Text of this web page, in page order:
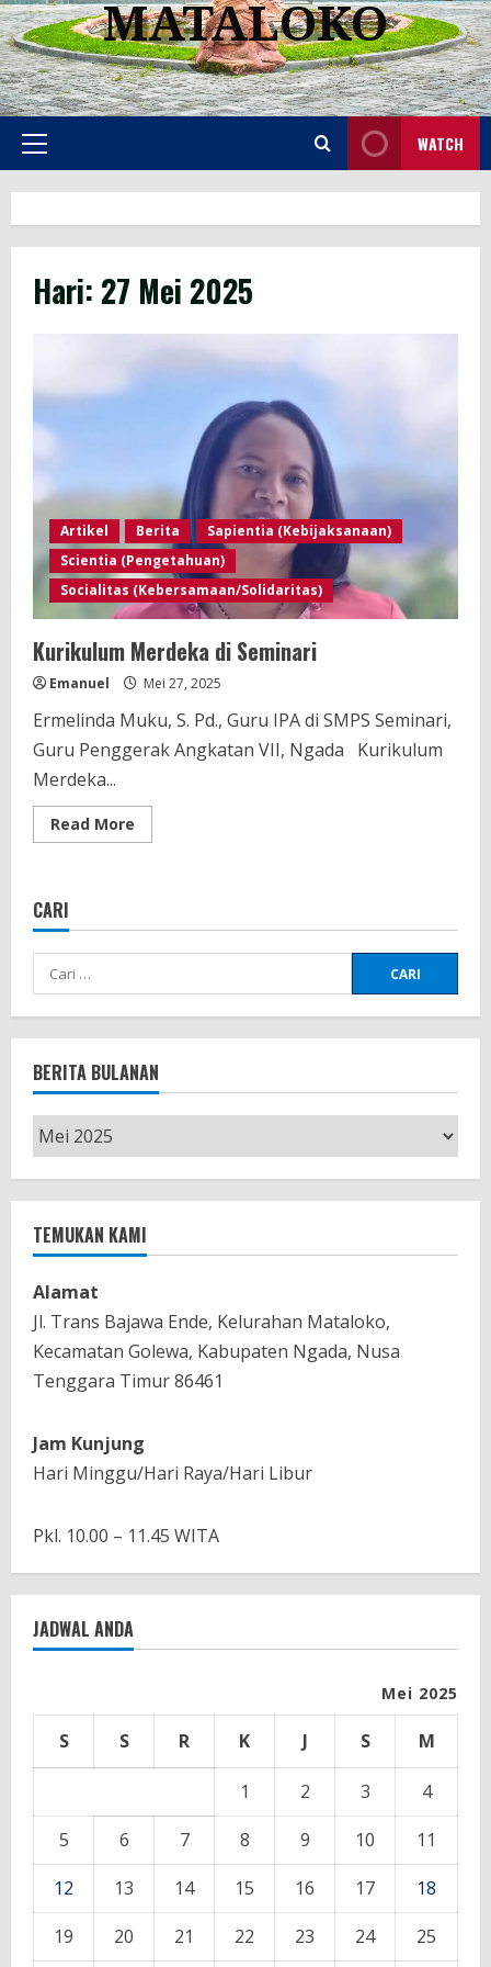
MATALOKO
Primary
WATCH
Hari: 27 Mei 2025
Artikel Berita
Sapientia (Kebijaksanaan)
Scientia (Pengetahuan)
Socialitas (Kebersamaan/Solidaritas)
Kurikulum Merdeka di Seminari
Emanuel Mei 27, 2025
Ermelinda Muku, S. Pd., Guru IPA di SMPS Seminari,
Guru Penggerak Angkatan VII, Ngada Kurikulum
Merdeka...
Read More
more
CARI
Cari
untuk:
BERITA BULANAN
Berita
Bulanan
TEMUKAN KAMI
Alamat
Jl. Trans Bajawa Ende, Kelurahan Mataloko,
Kecamatan Golewa, Kabupaten Ngada, Nusa
Tenggara Timur 86461
Jam Kunjung
Hari Minggu/Hari Raya/Hari Libur
Pkl. 10.00 – 11.45 WITA
JADWAL ANDA
Mei 2025
S S R K J S M
1 2 3
4
5
6 7 8 9 10
11
12
13 14 15 16 17
18
19
20 21 22 23 24 25